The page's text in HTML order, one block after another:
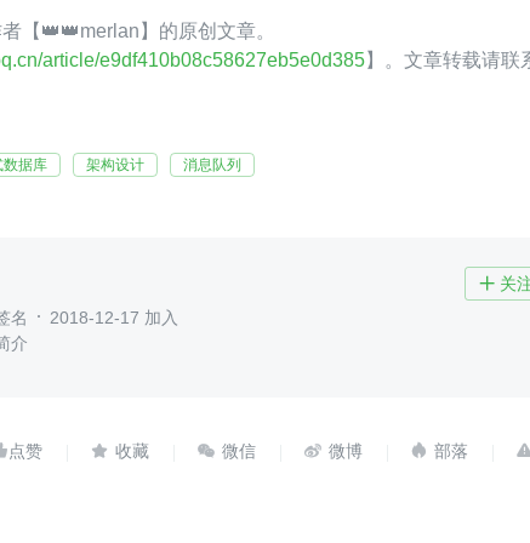
【👑👑merlan】的原创文章。
article/e9df410b08c58627eb5e0d385】。文章转载请联
数据库 架构设计 消息队列
 关
名
2018-12-17 加入
介
   